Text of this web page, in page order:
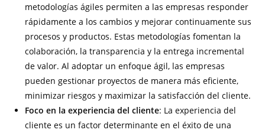
metodologías ágiles permiten a las empresas responder
rápidamente a los cambios y mejorar continuamente sus
procesos y productos. Estas metodologías fomentan la
colaboración, la transparencia y la entrega incremental
de valor. Al adoptar un enfoque ágil, las empresas
pueden gestionar proyectos de manera más eficiente,
minimizar riesgos y maximizar la satisfacción del cliente.
Foco en la experiencia del cliente: La experiencia del
cliente es un factor determinante en el éxito de una